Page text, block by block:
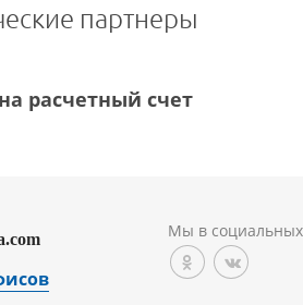
партнеры
расчетный счет
Мы в социальных